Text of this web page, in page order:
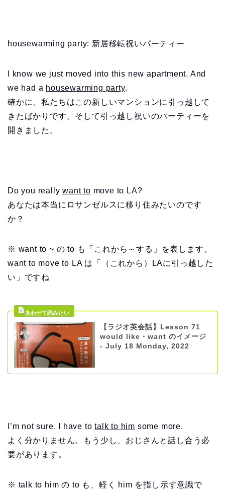
housewarming party: 新居移転祝いパーティー
I know we just moved into this new apartment. And
we had a housewarming party.
確かに、私たちはこの新しいマンションに引っ越して
きたばかりです。そして引っ越し祝いのパーティーを
開きました。
Do you reallywant to move to LA?
あなたは本当にロサンゼルスに移り住みたいのです
か？
※ want to ~ の to も「これから～する」を表します。
want to move to LA は「（これから）LAに引っ越した
い」ですね
【ラジオ英会話】Lesson 71
would like・want のイメージ
- July 18 Monday, 2022
I’m not sure. I have totalk to him some more.
よく分かりません。もう少し、おじさんと話し合う必
要があります。
※ talk to him の to も、軽く him を指し示す意識で